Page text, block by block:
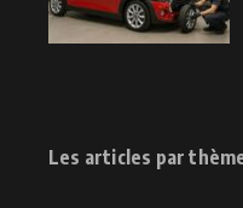
Les articles par